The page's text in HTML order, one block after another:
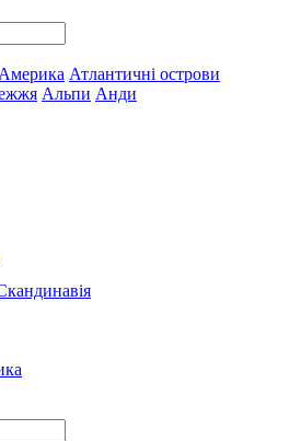
Америка Атлантичні острови
Альпи Анди